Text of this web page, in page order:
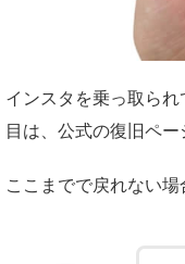
インスタを乗っ取ら
目は、公式の復旧ペー
ここまでで戻れない場